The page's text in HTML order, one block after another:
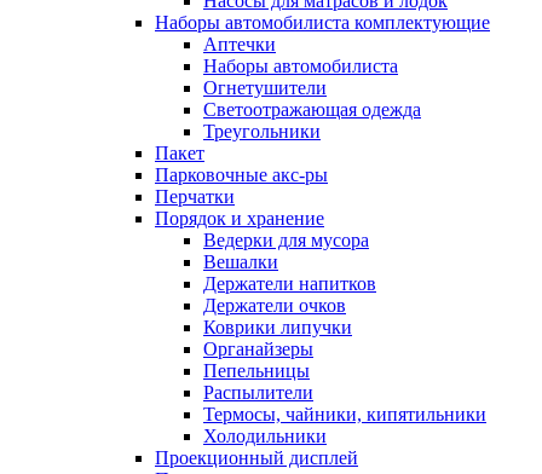
Наборы автомобилиста комплектующие
Аптечки
Наборы автомобилиста
Огнетушители
Светоотражающая одежда
Треугольники
Пакет
Парковочные акс-ры
Перчатки
Порядок и хранение
Ведерки для мусора
Вешалки
Держатели напитков
Держатели очков
Коврики липучки
Органайзеры
Пепельницы
Распылители
Термосы, чайники, кипятильники
Холодильники
Проекционный дисплей